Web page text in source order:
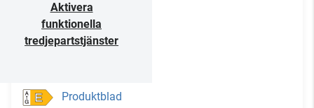
Aktivera
funktionella
tredjepartstjänster
E Produktblad